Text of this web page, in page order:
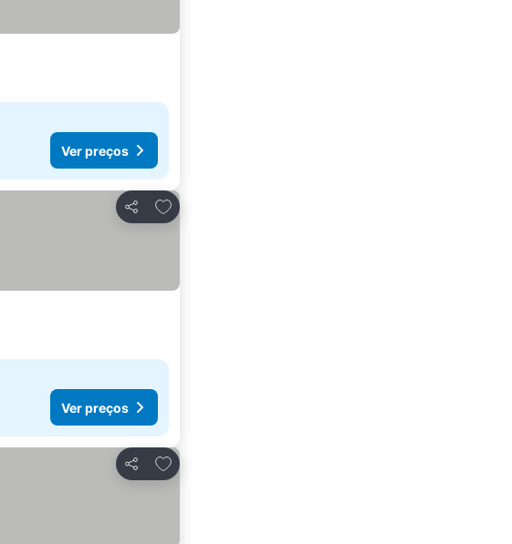
Ver preços
Partilhar
Adicionar aos favoritos
Ver preços
Partilhar
Adicionar aos favoritos